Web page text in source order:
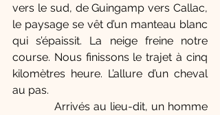
vers le sud, de Guingamp vers Callac,
le paysage se vêt d’un manteau blanc
qui s’épaissit. La neige freine notre
course. Nous finissons le trajet à cinq
kilomètres heure. L’allure d’un cheval
au pas.